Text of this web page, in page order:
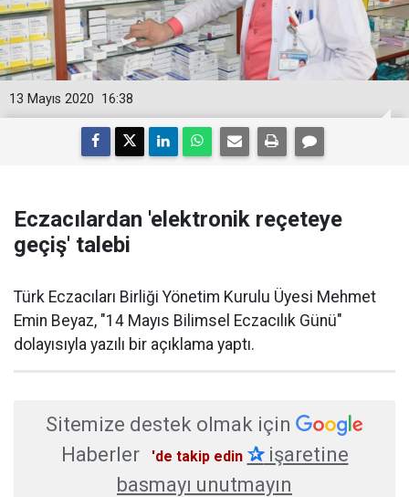
16:38
13 Mayıs 2020
Eczacılardan 'elektronik reçeteye
geçiş' talebi
Türk Eczacıları Birliği Yönetim Kurulu Üyesi Mehmet
Emin Beyaz, "14 Mayıs Bilimsel Eczacılık Günü"
dolayısıyla yazılı bir açıklama yaptı.
Sitemize destek olmak için
Haberler
'de takip edin ✰işaretine
basmayı unutmayın